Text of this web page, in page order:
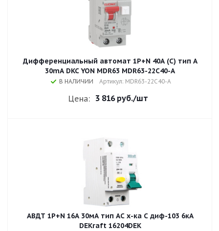
Дифференциальный автомат 1P+N 40A (C) тип A
30mA DKC YON MDR63 MDR63-22C40-A
В НАЛИЧИИ Артикул: MDR63-22C40-A
Цена: 3 816 руб./шт
АВДТ 1Р+N 16А 30мА тип AC х-ка С диф-103 6кА
DEKraft 16204DEK